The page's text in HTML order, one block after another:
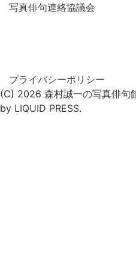
写真俳句連絡協議会
プライバシーポリシー
(C) 2026 森村誠一の写真俳句
by LIQUID PRESS.